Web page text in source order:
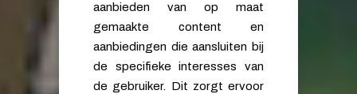
aanbieden van op maat
gemaakte content en
aanbiedingen die aansluiten bij
de specifieke interesses van
de gebruiker. Dit zorgt ervoor